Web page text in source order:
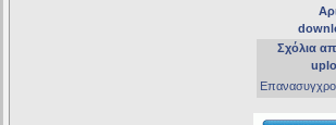
Σχόλια